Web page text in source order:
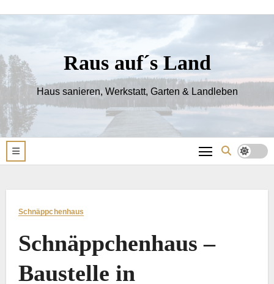
Raus auf´s Land
Haus sanieren, Werkstatt, Garten & Landleben
Schnäppchenhaus
Schnäppchenhaus –
Baustelle in